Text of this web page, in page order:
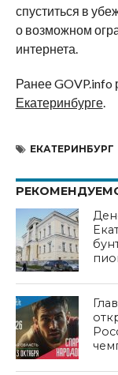
спуститься в
о возможном
интернета.
Ранее GOVP.info
Екатеринбурге.
ЕКАТЕРИНБУРГ